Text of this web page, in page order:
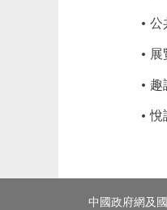
公
展
趣
悅
中國政府網及